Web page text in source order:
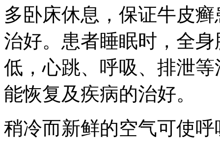
多卧床休息，保证牛皮
治好。患者睡眠时，全
低，心跳、呼吸、排泄
能恢复及疾病的治好。
稍冷而新鲜的空气可使